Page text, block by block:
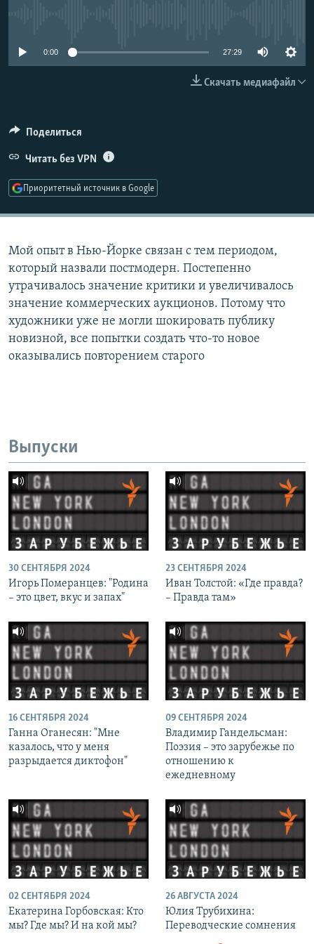
0:00 27:29
Скачать медиафайл
Поделиться
Читать без VPN
Приоритетный источник в Google
Мой опыт в Нью-Йорке связан с тем периодом,
который назвали постмодерн. Постепенно
утрачивалось значение критики и увеличивалось
значение коммерческих аукционов. Потому что
художники уже не могли шокировать публику
новизной, все попытки создать что-то новое
оказывались повторением старого
Выпуски
30 СЕНТЯБРЯ 2024
Игорь Померанцев: "Родина
– это цвет, вкус и запах"
23 СЕНТЯБРЯ 2024
Иван Толстой: «Где правда?
– Правда там»
16 СЕНТЯБРЯ 2024
Ганна Оганесян: "Мне
казалось, что у меня
разрыдается диктофон"
09 СЕНТЯБРЯ 2024
Владимир Гандельсман:
Поэзия – это зарубежье по
отношению к
ежедневному
02 СЕНТЯБРЯ 2024
Екатерина Горбовская: Кто
мы? Где мы? И на кой мы?
26 АВГУСТА 2024
Юлия Трубихина:
Переводческие сомнения